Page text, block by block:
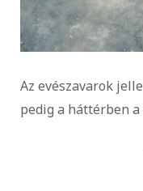
Az evészavarok
pedig a háttérben